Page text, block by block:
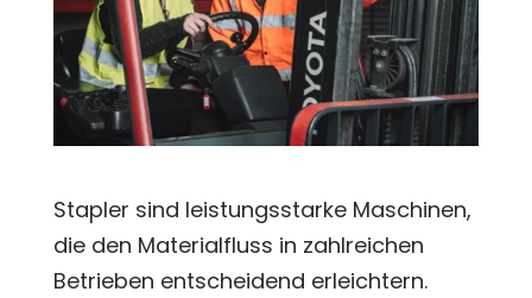
Stapler sind leistungsstarke Maschinen,
die den Materialfluss in zahlreichen
Betrieben entscheidend erleichtern.